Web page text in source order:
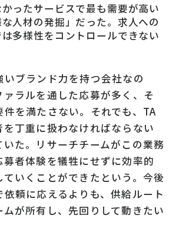
ったサービスで最も需要が高い
人材の発掘」だった。求人への
多様性をコントロールできない
いブランド力を持つ会社なの
ァラルを通した応募が多く、そ
件を満たさない。それでも、TA
を丁重に扱わなければならない
いた。リサーチチームがこの業務
募者体験を犠牲にせずに効率的
ていくことができたという。今後
依頼に応えるよりも、供給ルート
ムが所有し、先回りして動きたい